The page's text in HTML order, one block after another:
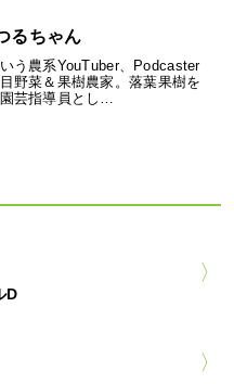
るちゃん
う農系YouTuber、Podcaster
野菜＆果樹農家。落葉果樹を
芸指導員とし…
D